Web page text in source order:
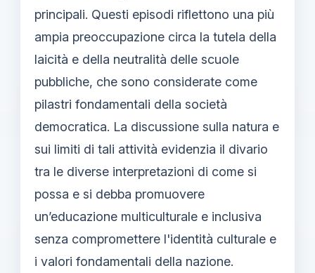
principali. Questi episodi riflettono una più
ampia preoccupazione circa la tutela della
laicità e della neutralità delle scuole
pubbliche, che sono considerate come
pilastri fondamentali della società
democratica. La discussione sulla natura e
sui limiti di tali attività evidenzia il divario
tra le diverse interpretazioni di come si
possa e si debba promuovere
un’educazione multiculturale e inclusiva
senza compromettere l'identità culturale e
i valori fondamentali della nazione.